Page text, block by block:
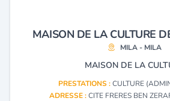
MAISON DE LA CULTURE
MILA - MILA
MAISON DE LA
PRESTATIONS :CULTURE
ADRESSE :CITE FRERES BEN